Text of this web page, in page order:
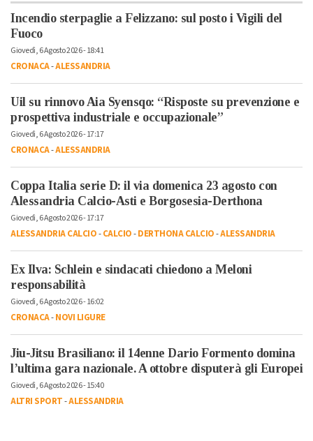
Incendio sterpaglie a Felizzano: sul posto i Vigili del
Fuoco
Giovedì, 6 Agosto 2026 - 18:41
CRONACA-ALESSANDRIA
Uil su rinnovo Aia Syensqo: “Risposte su prevenzione e
prospettiva industriale e occupazionale”
Giovedì, 6 Agosto 2026 - 17:17
CRONACA-ALESSANDRIA
Coppa Italia serie D: il via domenica 23 agosto con
Alessandria Calcio-Asti e Borgosesia-Derthona
Giovedì, 6 Agosto 2026 - 17:17
ALESSANDRIA CALCIO-CALCIO-DERTHONA CALCIO-ALESSANDRIA
Ex Ilva: Schlein e sindacati chiedono a Meloni
responsabilità
Giovedì, 6 Agosto 2026 - 16:02
CRONACA-NOVI LIGURE
Jiu-Jitsu Brasiliano: il 14enne Dario Formento domina
l’ultima gara nazionale. A ottobre disputerà gli Europei
Giovedì, 6 Agosto 2026 - 15:40
ALTRI SPORT-ALESSANDRIA